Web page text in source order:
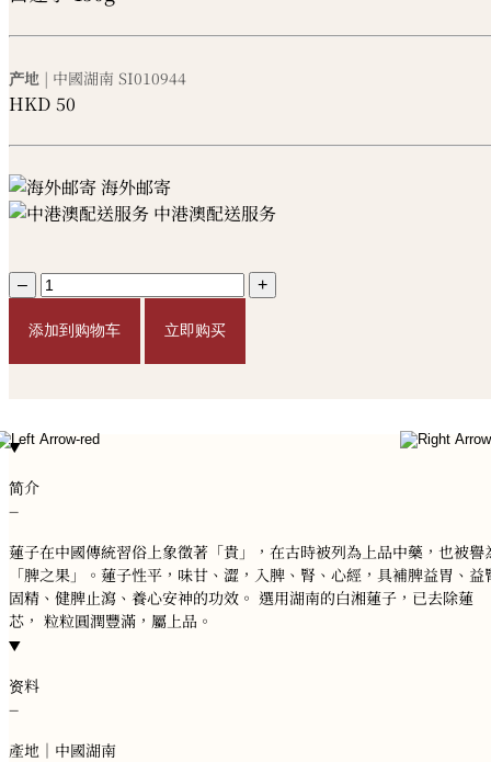
产地 | 中國湖南 SI010944
HKD 50
海外邮寄
中港澳配送服务
– +
添加到购物车 立即购买
简介
−
蓮子在中國傳統習俗上象徵著「貴」，在古時被列為上品中藥，也被譽
「脾之果」。蓮子性平，味甘、澀，入脾、腎、心經，具補脾益胃、益
固精、健脾止瀉、養心安神的功效。 選用湖南的白湘蓮子，已去除蓮
芯， 粒粒圓潤豐滿，屬上品。
资料
−
產地｜中國湖南